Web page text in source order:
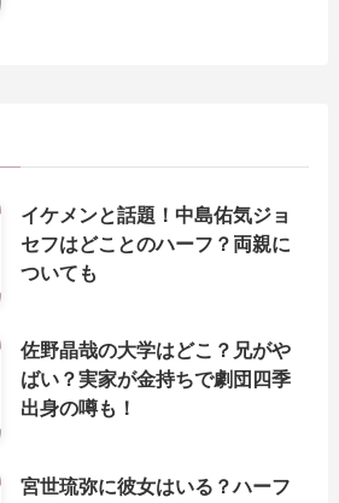
イケメンと話題！中島佑気ジョ
セフはどことのハーフ？両親に
ついても
佐野晶哉の大学はどこ？兄がや
ばい？実家が金持ちで劇団四季
出身の噂も！
宮世琉弥に彼女はいる？ハーフ